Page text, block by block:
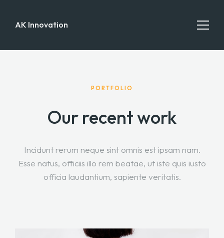
AK Innovation
HOME
PORTFOLIO
Our recent work
Incidunt rerum neque sint omnis est ipsam nam.
Esse natus, officiis illo rem beatae, ut iste quis iusto
officia laudantium, sapiente veritatis.